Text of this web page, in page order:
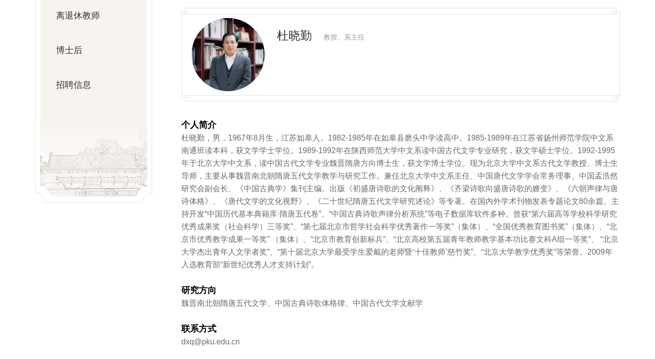
离退休教师
博士后
招聘信息
杜晓勤 教授、系主任
个人简介
杜晓勤，男，1967年8月生，江苏如皋人。1982-1985年在如皋县磨头中学读高中。1985-1989年在江苏省扬州师范学院中文系
南通班读本科，获文学学士学位。1989-1992年在陕西师范大学中文系读中国古代文学专业研究，获文学硕士学位。1992-1995
年于北京大学中文系，读中国古代文学专业魏晋隋唐方向博士生，获文学博士学位。现为北京大学中文系古代文学教授、博士生
导师，主要从事魏晋南北朝隋唐五代文学教学与研究工作。兼任北京大学中文系主任、中国唐代文学学会常务理事、中国孟浩然
研究会副会长、《中国古典学》集刊主编。出版《初盛唐诗歌的文化阐释》、《齐梁诗歌向盛唐诗歌的嬗变》、《六朝声律与唐
诗体格》、《唐代文学的文化视野》、《二十世纪隋唐五代文学研究述论》等专著。在国内外学术刊物发表专题论文80余篇。主
持开发“中国历代基本典籍库·隋唐五代卷”、“中国古典诗歌声律分析系统”等电子数据库软件多种。曾获“第六届高等学校科学研究
优秀成果奖（社会科学）三等奖”、“第七届北京市哲学社会科学优秀著作一等奖”（集体）、“全国优秀教育图书奖”（集体）、“北
京市优秀教学成果一等奖” （集体）、“北京市教育创新标兵”、“北京高校第五届青年教师教学基本功比赛文科A组一等奖”、 “北京
大学杰出青年人文学者奖”、“第十届北京大学最受学生爱戴的老师暨‘十佳教师’慈竹奖”、“北京大学教学优秀奖”等荣誉。2009年
入选教育部“新世纪优秀人才支持计划”。
研究方向
魏晋南北朝隋唐五代文学、中国古典诗歌体格律、中国古代文学文献学
联系方式
dxq@pku.edu.cn